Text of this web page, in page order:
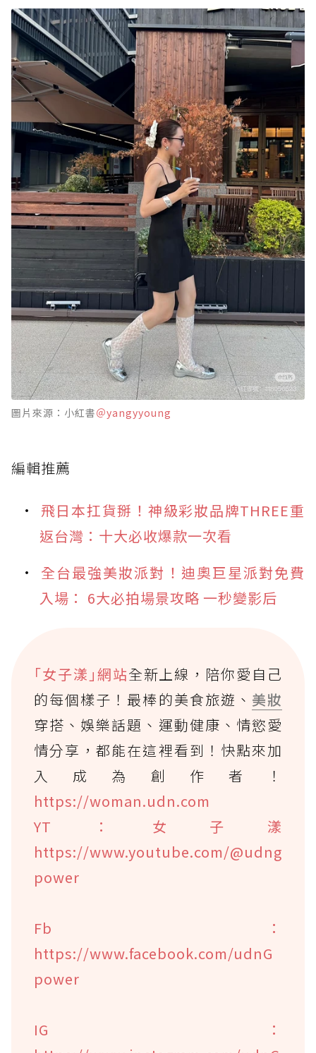
圖片來源：小紅書＠yangyyoung
編輯推薦
飛日本扛貨掰！神級彩妝品牌THREE重
返台灣：十大必收爆款一次看
全台最強美妝派對！迪奧巨星派對免費
入場： 6大必拍場景攻略 一秒變影后
｢女子漾｣網站全新上線，陪你愛自己
的每個樣子！最棒的美食旅遊、 美妝
穿搭、娛樂話題、運動健康、情慾愛
情分享，都能在這裡看到！快點來加
入成為創作者！
https://woman.udn.com
YT：女子漾
https://www.youtube.com/@udng
power
Fb：
https://www.facebook.com/udnG
power
IG：